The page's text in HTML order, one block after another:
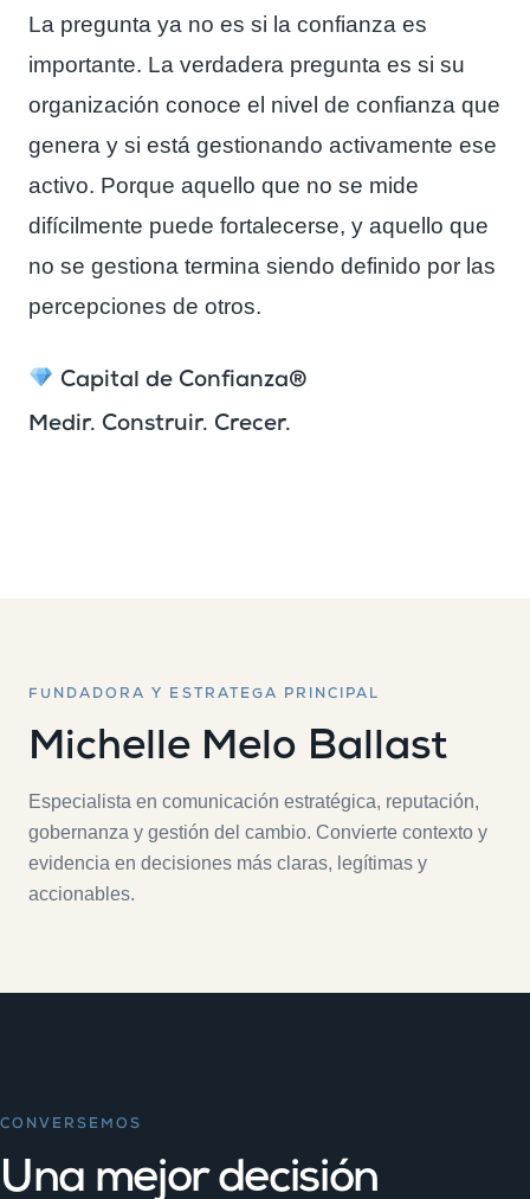
La pregunta ya no es si la confianza es
importante. La verdadera pregunta es si su
organización conoce el nivel de confianza que
genera y si está gestionando activamente ese
activo. Porque aquello que no se mide
difícilmente puede fortalecerse, y aquello que
no se gestiona termina siendo definido por las
percepciones de otros.
Capital de Confianza®
Medir. Construir. Crecer.
FUNDADORA Y ESTRATEGA PRINCIPAL
Michelle Melo Ballast
Especialista en comunicación estratégica, reputación,
gobernanza y gestión del cambio. Convierte contexto y
evidencia en decisiones más claras, legítimas y
accionables.
CONVERSEMOS
Una mejor decisión